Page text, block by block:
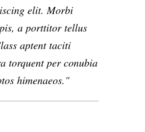
elit. Morbi
a porttitor tellus
aptent taciti
torquent per conubia
himenaeos.